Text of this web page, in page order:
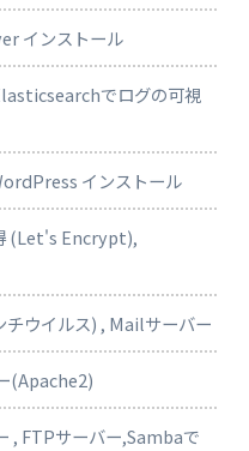
インストール
でログの可視
インストール
(Let's Encrypt),
ウイルス) , Mailサーバー
(Apache2)
, FTPサーバー,Sambaで